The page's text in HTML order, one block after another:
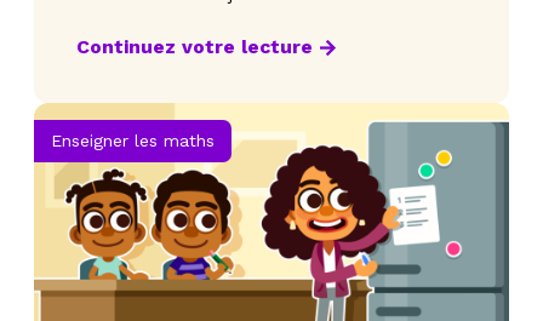
Continuez votre lecture
Enseigner les maths